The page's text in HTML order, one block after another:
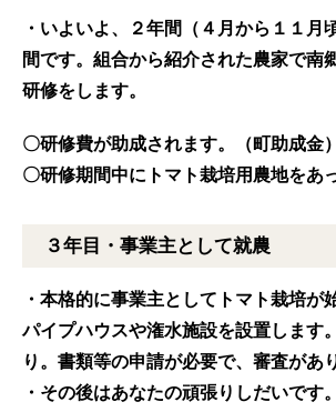
・いよいよ、２年間（４月から１１月
間です。組合から紹介された農家で南
研修をします。
〇研修費が助成されます。（町助成金）
〇研修期間中にトマト栽培用農地をあ
３年目・事業主として就農
・本格的に事業主としてトマト栽培が
パイプハウスや潅水施設を設置します
り。書類等の申請が必要で、審査があ
・その後はあなたの頑張りしだいです